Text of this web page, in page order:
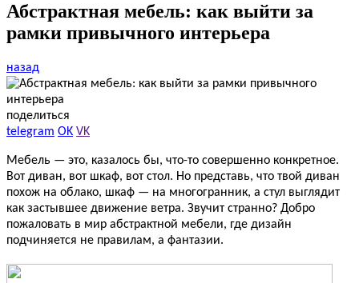
Абстрактная мебель: как выйти за
рамки привычного интерьера
назад
поделиться
telegram OK VK
Мебель — это, казалось бы, что-то совершенно конкретное.
Вот диван, вот шкаф, вот стол. Но представь, что твой диван
похож на облако, шкаф — на многогранник, а стул выглядит
как застывшее движение ветра. Звучит странно? Добро
пожаловать в мир абстрактной мебели, где дизайн
подчиняется не правилам, а фантазии.